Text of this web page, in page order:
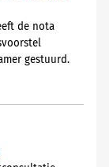
de nota
gestuurd.